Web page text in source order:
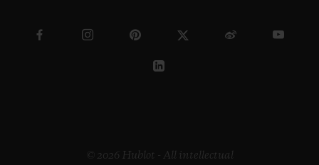
© 2026 Hublot - All intellectual